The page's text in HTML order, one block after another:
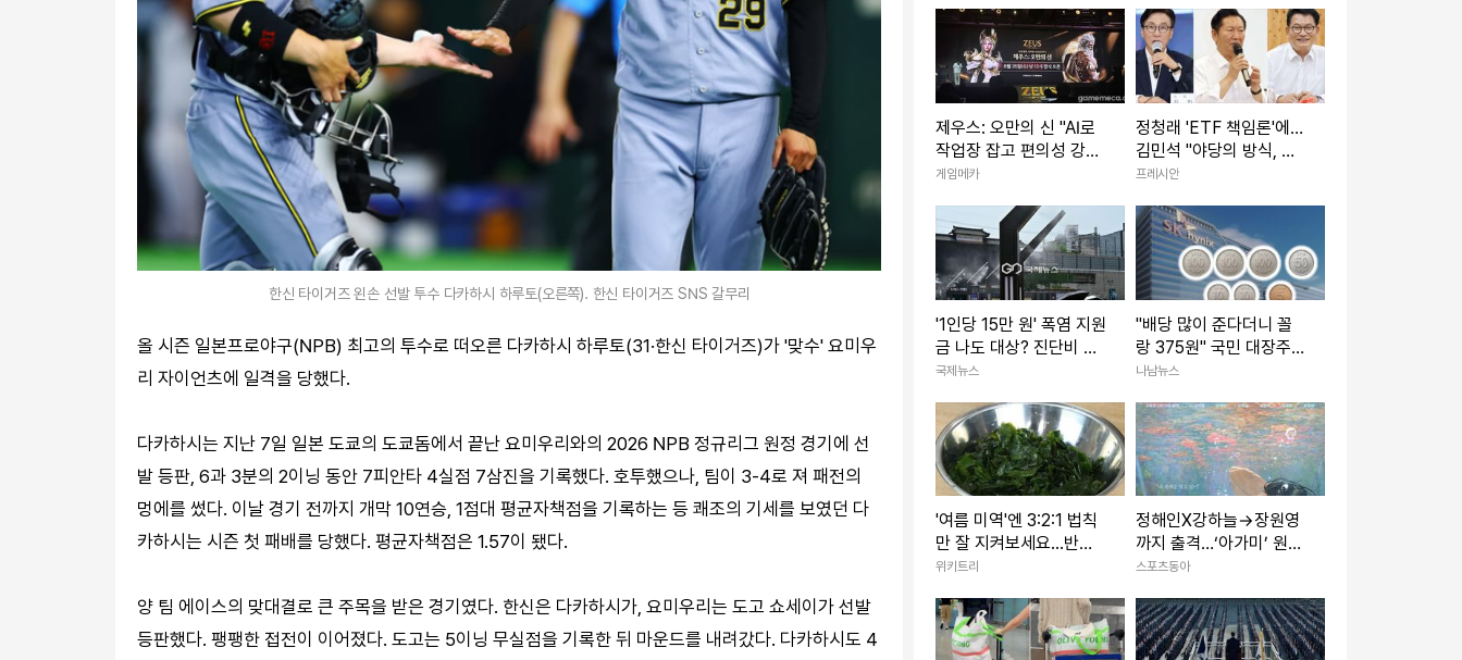
한신 타이거즈 왼손 선발 투수 다카하시 하루토(오른쪽). 한신 타이거즈 SNS 갈무리
올 시즌 일본프로야구(NPB) 최고의 투수로 떠오른 다카하시 하루토(31·한신 타이거즈)가 '맞수' 요미우
리 자이언츠에 일격을 당했다.
다카하시는 지난 7일 일본 도쿄의 도쿄돔에서 끝난 요미우리와의 2026 NPB 정규리그 원정 경기에 선
발 등판, 6과 3분의 2이닝 동안 7피안타 4실점 7삼진을 기록했다. 호투했으나, 팀이 3-4로 져 패전의
멍에를 썼다. 이날 경기 전까지 개막 10연승, 1점대 평균자책점을 기록하는 등 쾌조의 기세를 보였던 다
카하시는 시즌 첫 패배를 당했다. 평균자책점은 1.57이 됐다.
양 팀 에이스의 맞대결로 큰 주목을 받은 경기였다. 한신은 다카하시가, 요미우리는 도고 쇼세이가 선발
등판했다. 팽팽한 접전이 이어졌다. 도고는 5이닝 무실점을 기록한 뒤 마운드를 내려갔다. 다카하시도 4
제우스: 오만의 신 "AI로
작업장 잡고 편의성 강화
한다"
게임메카
정청래 'ETF 책임론'에…
김민석 "야당의 방식, 제
얼굴에 침뱉기" 역공
프레시안
'1인당 15만 원' 폭염 지원
금 나도 대상? 진단비 확
인하세요
국제뉴스
"배당 많이 준다더니 꼴
랑 375원" 국민 대장주인
데 쥐꼬리 배당금에 여론
나남뉴스
'여름 미역'엔 3:2:1 법칙
만 잘 지켜보세요...반찬
걱정이 사라집니다
위키트리
정해인X강하늘→장원영
까지 출격…‘아가미’ 원작
은?
스포츠동아